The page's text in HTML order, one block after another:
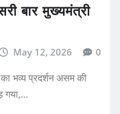
बार मुख्यमंत्री
May 12, 2026 0
भव्य प्रदर्शन असम की
गया,…